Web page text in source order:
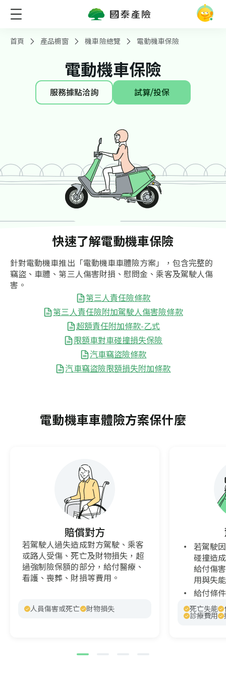
首頁 產品櫥窗 機車險總覽 電動機車保險
電動機車保險
服務據點洽詢 試算/投保
快速了解電動機車保險
針對電動機車推出「電動機車車體險方案」，包含完整的
竊盜、車體、第三人傷害財損、慰問金、乘客及駕駛人傷
害。
第三人責任險條款
第三人責任險附加駕駛人傷害險條款
超額責任附加條款-乙式
限額車對車碰撞損失保險
汽車竊盜險條款
汽車竊盜險限額損失附加條款
電動機車車體險方案保什麼
賠償對方
若駕駛人過失造成對方駕駛、乘客
或路人受傷、死亡及財物損失，超
過強制險保額的部分，給付醫療、
看護、喪葬、財損等費用。
人員傷害或死亡 財物損失
若駕駛
碰撞造
給付傷
用與失
給付條
死亡失能
診療費用